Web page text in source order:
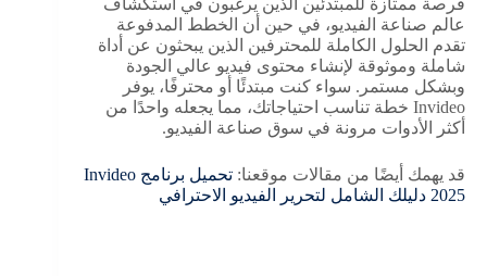
فرصة ممتازة للمبتدئين الذين يرغبون في استكشاف
عالم صناعة الفيديو، في حين أن الخطط المدفوعة
تقدم الحلول الكاملة للمحترفين الذين يبحثون عن أداة
شاملة وموثوقة لإنشاء محتوى فيديو عالي الجودة
وبشكل مستمر. سواء كنت مبتدئًا أو محترفًا، يوفر
Invideo خطة تناسب احتياجاتك، مما يجعله واحدًا من
أكثر الأدوات مرونة في سوق صناعة الفيديو.
قد يهمك أيضًا من مقالات موقعنا:
تحميل برنامج Invideo
2025 دليلك الشامل لتحرير الفيديو الاحترافي